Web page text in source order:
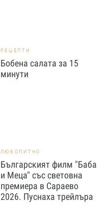
РЕЦЕПТИ
Бобена салата за 15
минути
ЛЮБОПИТНО
Българският филм "Баба
и Меца" със световна
премиера в Сараево
2026. Пуснаха трейлъра